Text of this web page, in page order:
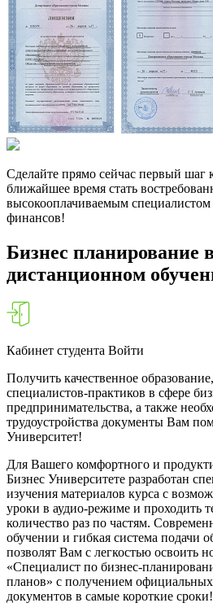
Сделайте прямо сейчас первый шаг
ближайшее время стать
высокооплачиваемым
финансов!
Бизнес планирование
дистанционном
Кабинет студента Войти
Получить качественное
специалистов-практиков в сфере
предпринимательства, а также
трудоустройства документы Вам
Университет!
Для Вашего комфортного и
Бизнес Университете разработан
изучения материалов курса с
уроки в аудио-режиме и проходить
количество раз по частям.
обучении и гибкая система подачи
позволят Вам с легкостью освоить
«Специалист по бизнес-
планов» с получением
документов в самые короткие сроки!